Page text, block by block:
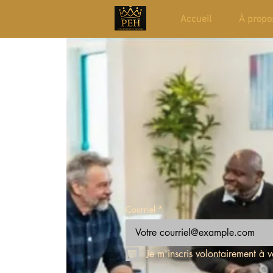
Accueil À
Courriel *
Je m'inscris volontairement à